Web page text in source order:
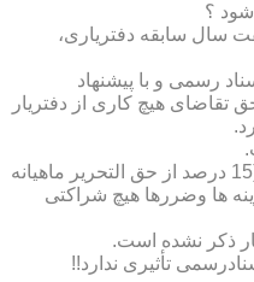
شود ؟
سال سابقه دفتریاری،
رسمی و با پیشنهاد
هیچ کاری از دفتریار
دفتریار فقط در درآمد شریک است (15 درصد از حق التحریر ماهیانه
ها وضررها هیچ شراکتی
ذکر نشده است.
تأثیری ندارد!!